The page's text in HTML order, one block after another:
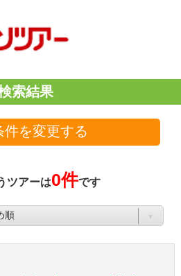
索結果
件を変更する
ツアーは0件です